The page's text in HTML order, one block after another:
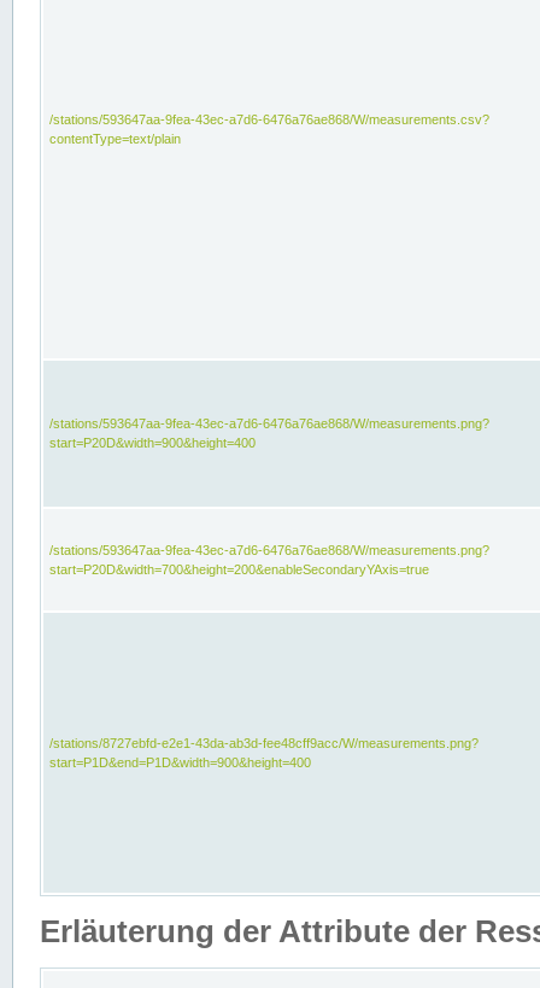
/stations/593647aa-9fea-43ec-a7d6-6476a76ae868/W/measurements.csv?
contentType=text/plain
/stations/593647aa-9fea-43ec-a7d6-6476a76ae868/W/measurements.png?
start=P20D&width=900&height=400
/stations/593647aa-9fea-43ec-a7d6-6476a76ae868/W/measurements.png?
start=P20D&width=700&height=200&enableSecondaryYAxis=true
/stations/8727ebfd-e2e1-43da-ab3d-fee48cff9acc/W/measurements.png?
start=P1D&end=P1D&width=900&height=400
Erläuterung der Attribute der